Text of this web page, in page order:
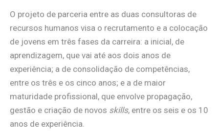
O projeto de parceria entre as duas consultoras de
recursos humanos visa o recrutamento e a colocação
de jovens em três fases da carreira: a inicial, de
aprendizagem, que vai até aos dois anos de
experiência; a de consolidação de competências,
entre os três e os cinco anos; e a de maior
maturidade profissional, que envolve propagação,
gestão e criação de novos skills, entre os seis e os 10
anos de experiência.